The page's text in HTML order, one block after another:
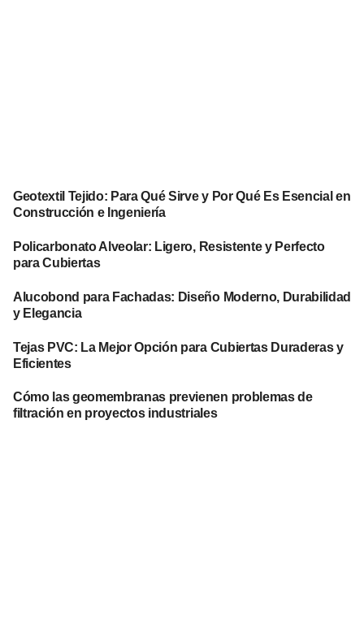
Geotextil Tejido: Para Qué Sirve y Por Qué Es Esencial en
Construcción e Ingeniería
Policarbonato Alveolar: Ligero, Resistente y Perfecto
para Cubiertas
Alucobond para Fachadas: Diseño Moderno, Durabilidad
y Elegancia
Tejas PVC: La Mejor Opción para Cubiertas Duraderas y
Eficientes
Cómo las geomembranas previenen problemas de
filtración en proyectos industriales